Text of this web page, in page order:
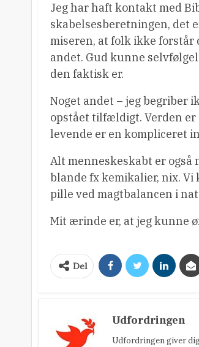
Jeg har haft kontakt med
skabelsesberetningen, det
miseren, at folk ikke forstår
andet. Gud kunne
den faktisk er.
Noget andet – jeg begriber
opstået tilfældigt. Verden er
levende er en kompliceret
Alt menneskeskabt er
blande fx kemikalier, nix. Vi
pille ved magtbalancen i
Mit ærinde er, at jeg kunne
Del
Udfordringen
Udfordringen giver